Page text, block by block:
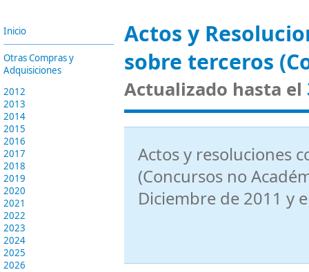
Inicio
Otras Compras y
Adquisiciones
2012
2013
2014
2015
2016
2017
2018
2019
2020
2021
2022
2023
2024
2025
2026
Actos y
sobre terceros
Actualizado hasta el
Actos y resoluciones
(Concursos no
Diciembre de 2011 y